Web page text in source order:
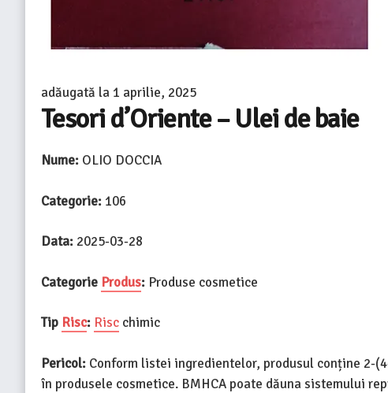
adăugată la 1 aprilie, 2025
Tesori d’Oriente – Ulei de baie
Nume: OLIO DOCCIA
Categorie: 106
Data: 2025-03-28
Categorie Produs: Produse cosmetice
Tip Risc: Risc chimic
Pericol: Conform listei ingredientelor, produsul conține 2-
în produsele cosmetice. BMHCA poate dăuna sistemului